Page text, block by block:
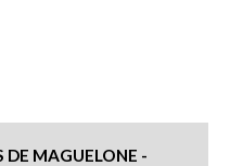
DE MAGUELONE -